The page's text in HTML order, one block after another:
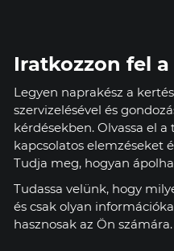
Iratkozzon fel
Legyen naprakész a
szervizelésével és
kérdésekben. Olvassa el
kapcsolatos elemzéseket
Tudja meg, hogyan
Tudassa velünk, hogy
és csak olyan
hasznosak az Ön számára.